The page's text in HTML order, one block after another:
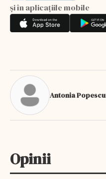
și în aplicațiile mobile
Antonia Popescu
Opinii